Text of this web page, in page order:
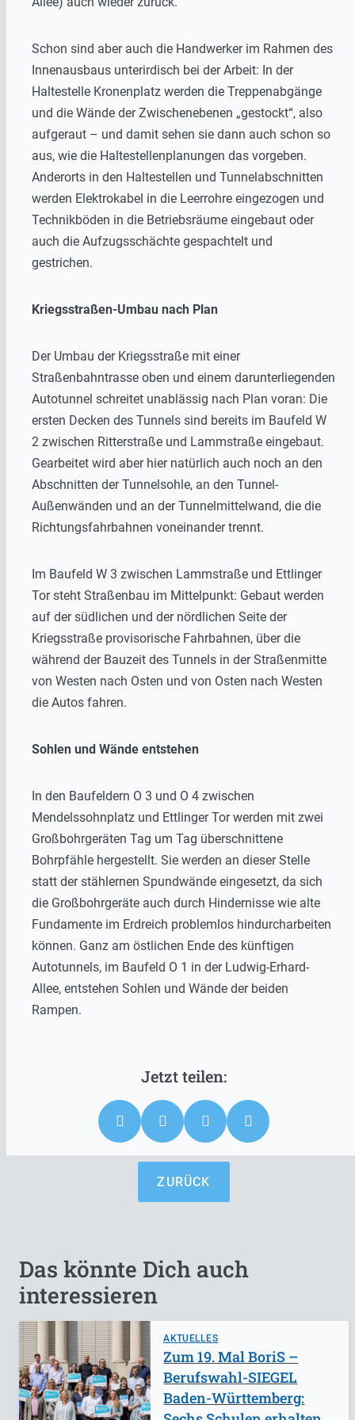
Schon sind aber auch die Handwerker im Rahmen des
Innenausbaus unterirdisch bei der Arbeit: In der
Haltestelle Kronenplatz werden die Treppenabgänge
und die Wände der Zwischenebenen „gestockt“, also
aufgeraut – und damit sehen sie dann auch schon so
aus, wie die Haltestellenplanungen das vorgeben.
Anderorts in den Haltestellen und Tunnelabschnitten
werden Elektrokabel in die Leerrohre eingezogen und
Technikböden in die Betriebsräume eingebaut oder
auch die Aufzugsschächte gespachtelt und
gestrichen.
Kriegsstraßen-Umbau nach Plan
Der Umbau der Kriegsstraße mit einer
Straßenbahntrasse oben und einem darunterliegenden
Autotunnel schreitet unablässig nach Plan voran: Die
ersten Decken des Tunnels sind bereits im Baufeld W
2 zwischen Ritterstraße und Lammstraße eingebaut.
Gearbeitet wird aber hier natürlich auch noch an den
Abschnitten der Tunnelsohle, an den Tunnel-
Außenwänden und an der Tunnelmittelwand, die die
Richtungsfahrbahnen voneinander trennt.
Im Baufeld W 3 zwischen Lammstraße und Ettlinger
Tor steht Straßenbau im Mittelpunkt: Gebaut werden
auf der südlichen und der nördlichen Seite der
Kriegsstraße provisorische Fahrbahnen, über die
während der Bauzeit des Tunnels in der Straßenmitte
von Westen nach Osten und von Osten nach Westen
die Autos fahren.
Sohlen und Wände entstehen
In den Baufeldern O 3 und O 4 zwischen
Mendelssohnplatz und Ettlinger Tor werden mit zwei
Großbohrgeräten Tag um Tag überschnittene
Bohrpfähle hergestellt. Sie werden an dieser Stelle
statt der stählernen Spundwände eingesetzt, da sich
die Großbohrgeräte auch durch Hindernisse wie alte
Fundamente im Erdreich problemlos hindurcharbeiten
können. Ganz am östlichen Ende des künftigen
Autotunnels, im Baufeld O 1 in der Ludwig-Erhard-
Allee, entstehen Sohlen und Wände der beiden
Rampen.
ZURÜCK
Das könnte Dich auch
interessieren
AKTUELLES
Zum 19. Mal BoriS –
Berufswahl-SIEGEL
Baden-Württemberg: